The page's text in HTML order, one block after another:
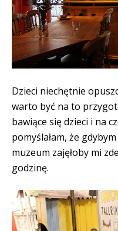
Dzieci niechętnie
warto być na to
bawiące się dzieci i na
pomyślałam, że
muzeum zajęłoby mi
godzinę.